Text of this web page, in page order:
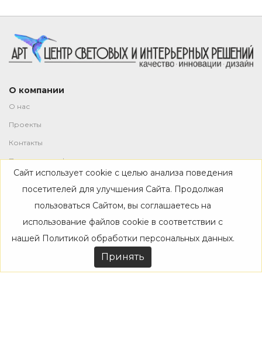
О компании
О нас
Проекты
Контакты
Политика конфиденциальности
Магазин
Каталог
Дизайнерам
Акции
Сайт использует cookie с целью анализа поведения
посетителей для улучшения Сайта. Продолжая
пользоваться Сайтом, вы соглашаетесь на
использование файлов cookie в соответствии с
нашей Политикой обработки персональных данных.
Принять